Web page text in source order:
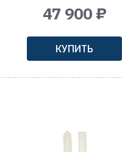
47 900 ₽
КУПИТЬ